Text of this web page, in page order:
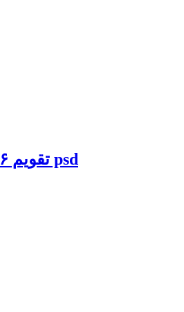
تقویم ۹۶ فروشگاه اخوان psd